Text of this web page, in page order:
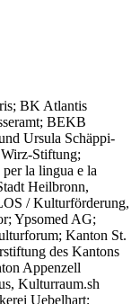
BK Atlantis
BEKB
Ursula Schäppi-
Stiftung;
la lingua e la
Heilbronn,
/ Kulturförderung,
Ypsomed AG;
Kanton St.
des Kantons
Appenzell
Kulturraum.sh
Uebelhart;